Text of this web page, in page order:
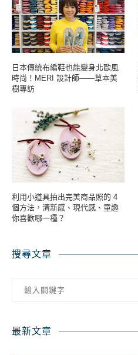
日本傳統布編鞋也能變身北歐風
時尚！MERI 設計師——草本美
樹專訪
利用小道具拍出完美商品照的 4
個方法，清新感、現代感、童趣
你喜歡哪一種？
搜尋文章
最新文章